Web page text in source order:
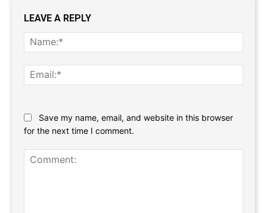
LEAVE A REPLY
Save my name, email, and website in this browser
for the next time I comment.